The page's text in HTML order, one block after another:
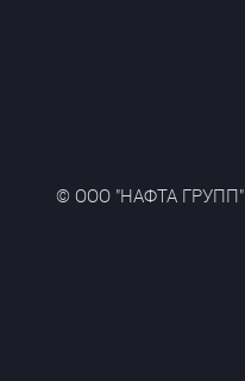
© ООО "НАФТА ГРУПП"